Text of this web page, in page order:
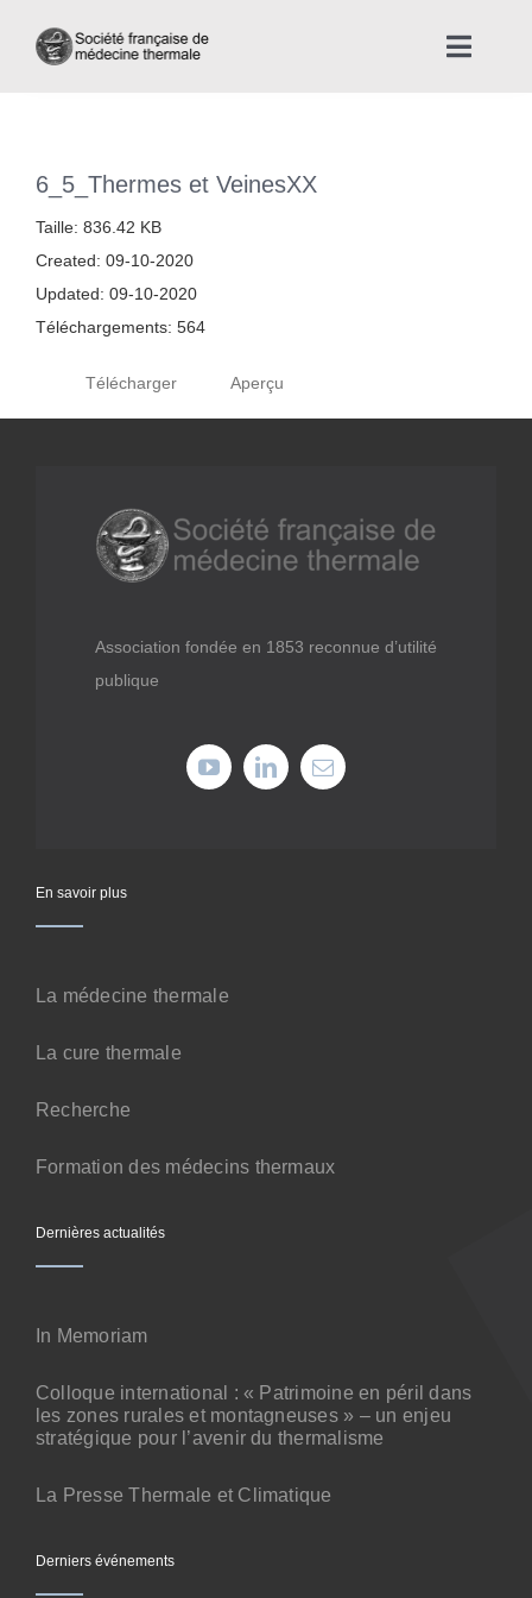
Toggle
Nous connaître
Actualités
Médiathèque
Recherche
Offres professionnelles
Cotiser
Faire un don
6_5_Thermes et VeinesXX
Taille: 836.42 KB
Created: 09-10-2020
Updated: 09-10-2020
Téléchargements: 564
Télécharger Aperçu
Association fondée en 1853 reconnue d’utilité
publique
En savoir plus
La médecine thermale
La cure thermale
Recherche
Formation des médecins thermaux
Dernières actualités
In Memoriam
Colloque international : « Patrimoine en péril dans
les zones rurales et montagneuses » – un enjeu
stratégique pour l’avenir du thermalisme
La Presse Thermale et Climatique
Derniers événements